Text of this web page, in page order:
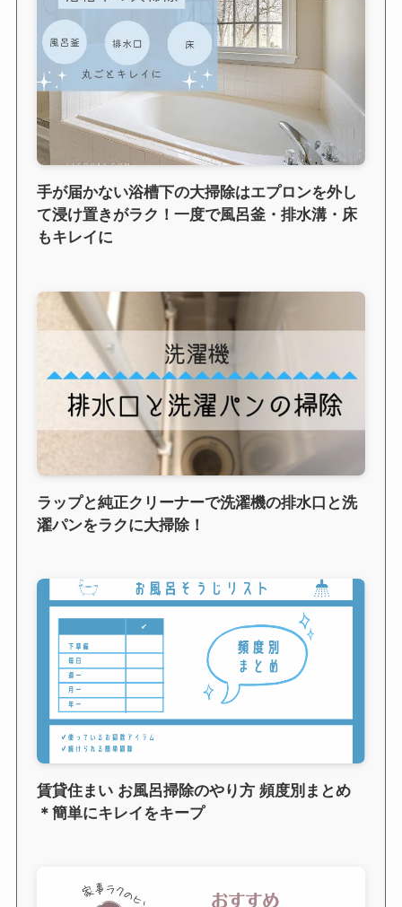
手が届かない浴槽下の大掃除はエプロンを外し
て浸け置きがラク！一度で風呂釜・排水溝・床
もキレイに
ラップと純正クリーナーで洗濯機の排水口と洗
濯パンをラクに大掃除！
賃貸住まい お風呂掃除のやり方 頻度別まとめ
＊簡単にキレイをキープ